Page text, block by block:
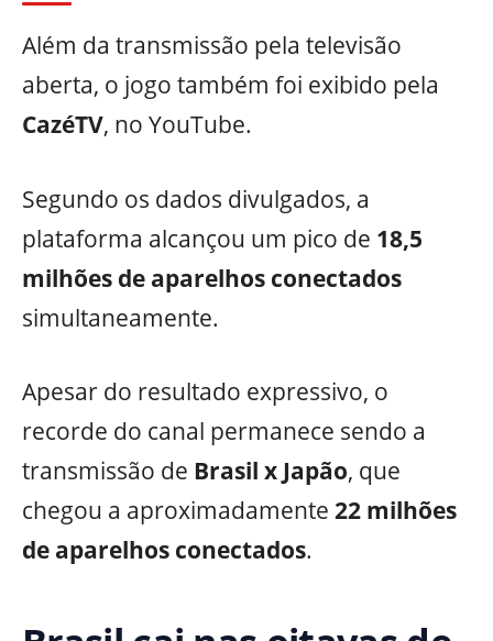
Além da transmissão pela televisão
aberta, o jogo também foi exibido pela
CazéTV, no YouTube.
Segundo os dados divulgados, a
plataforma alcançou um pico de 18,5
milhões de aparelhos conectados
simultaneamente.
Apesar do resultado expressivo, o
recorde do canal permanece sendo a
transmissão de Brasil x Japão, que
chegou a aproximadamente 22 milhões
de aparelhos conectados.